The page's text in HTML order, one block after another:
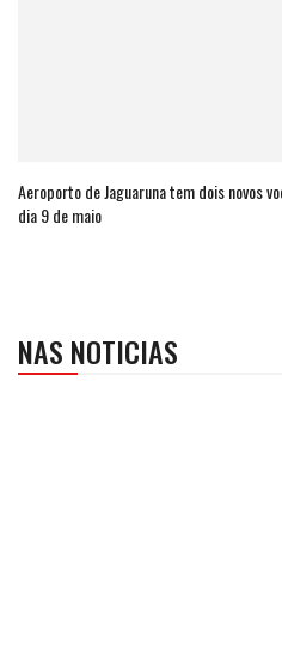
Aeroporto de Jaguaruna tem dois novos
dia 9 de maio
NAS NOTICIAS